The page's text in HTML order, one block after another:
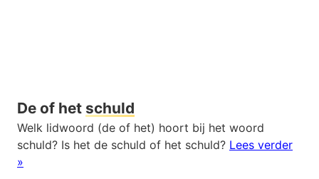
De of het schuld
Welk lidwoord (de of het) hoort bij het woord
schuld? Is het de schuld of het schuld? Lees verder
»